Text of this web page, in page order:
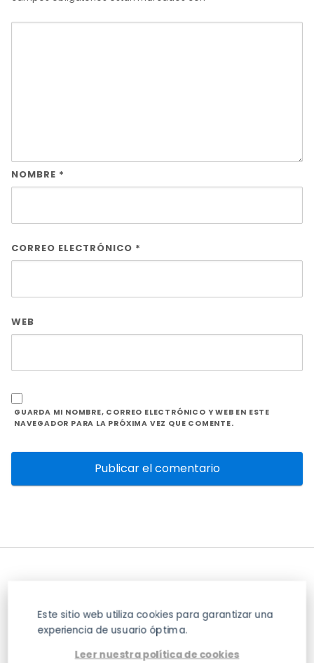
NOMBRE *
CORREO ELECTRÓNICO *
WEB
GUARDA MI NOMBRE, CORREO ELECTRÓNICO Y WEB EN ESTE
NAVEGADOR PARA LA PRÓXIMA VEZ QUE COMENTE.
Este sitio web utiliza cookies para garantizar una
experiencia de usuario óptima.
Leer nuestra política de cookies